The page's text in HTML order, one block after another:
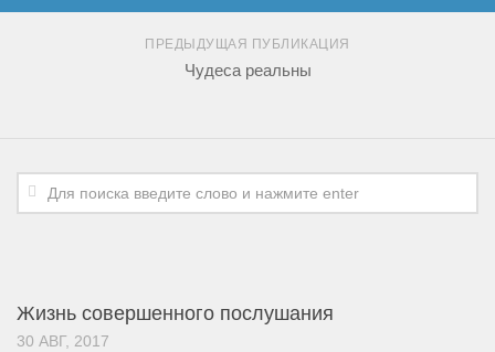
ПРЕДЫДУЩАЯ ПУБЛИКАЦИЯ
Чудеса реальны
Жизнь совершенного послушания
30 АВГ, 2017